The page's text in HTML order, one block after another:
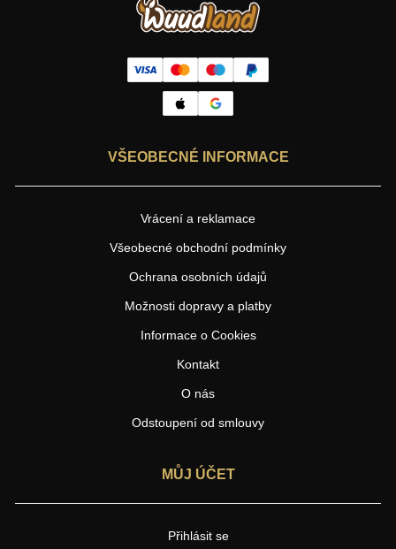
VŠEOBECNÉ INFORMACE
Vrácení a reklamace
Všeobecné obchodní podmínky
Ochrana osobních údajů
Možnosti dopravy a platby
Informace o Cookies
Kontakt
O nás
Odstoupení od smlouvy
MŮJ ÚČET
Přihlásit se